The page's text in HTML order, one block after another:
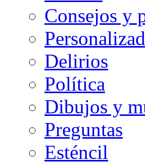
Consejos y
Delirios
Política
Dibujos y
Preguntas
Esténcil